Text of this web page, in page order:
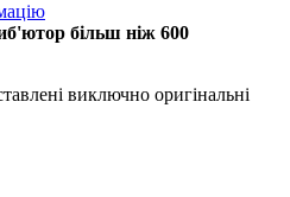
більш ніж 600
виключно оригінальні